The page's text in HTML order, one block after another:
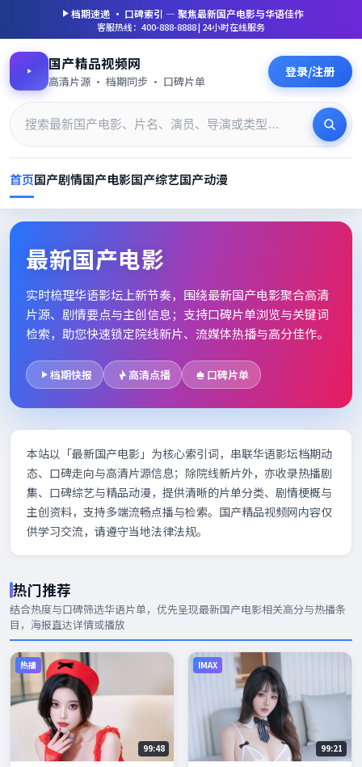
档期速递 · 口碑索引 — 聚焦最新国产电影与华语佳作
客服热线：400-888-8888 | 24小时在线服务
国产精品视频网
高清片源 · 档期同步 · 口碑片单
登录/注册
首页国产剧情国产电影国产综艺国产动漫
最新国产电影_高清片单档期
最新国产电影
实时梳理华语影坛上新节奏，围绕最新国产电影聚合高清
片源、剧情要点与主创信息；支持口碑片单浏览与关键词
检索，助您快速锁定院线新片、流媒体热播与高分佳作。
档期快报 高清点播 口碑片单
本站以「最新国产电影」为核心索引词，串联华语影坛档期动
态、口碑走向与高清片源信息；除院线新片外，亦收录热播剧
集、口碑综艺与精品动漫，提供清晰的片单分类、剧情梗概与
主创资料，支持多端流畅点播与检索。国产精品视频网内容仅
供学习交流，请遵守当地法律法规。
热门推荐
结合热度与口碑筛选华语片单，优先呈现最新国产电影相关高分与热播条
目，海报直达详情或播放
热播
99:48
IMAX
99:21